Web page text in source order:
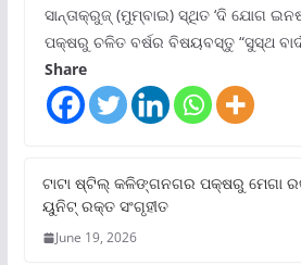
ସାନ୍ତାକ୍ରୁଜ୍ (ମୁମ୍ବାଇ) ସ୍ଥିତ ‘ଦି ଯୋଗ
ପକ୍ଷରୁ ଚଳିତ ବର୍ଷର ବିଷୟବସ୍ତୁ “ସୁସ୍ଥ
Share
ଟାଟା ଷ୍ଟିଲ୍‌ କଳିଙ୍ଗନଗର ପକ୍ଷରୁ ମେଗା
ୟୁନିଟ୍‌ ରକ୍ତ ସଂଗୃହୀତ
June 19, 2026